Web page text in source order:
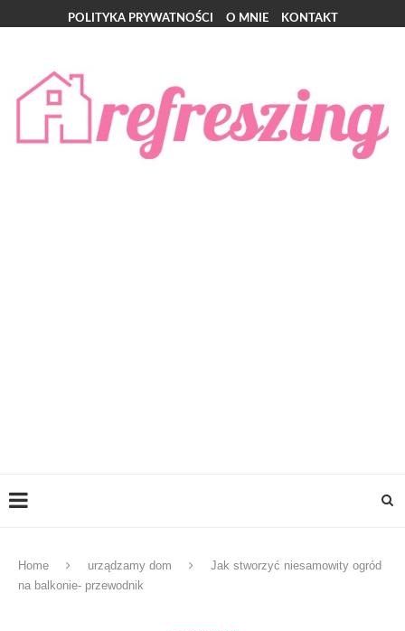
POLITYKA PRYWATNOŚCI O MNIE KONTAKT
Home urządzamy dom
Jak stworzyć niesamowity ogród
na balkonie- przewodnik